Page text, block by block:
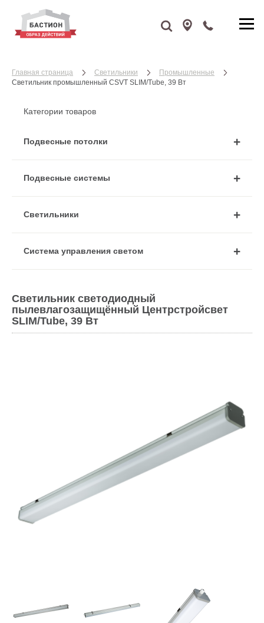
Главная страница Cветильники
Промышленные
Светильник промышленный CSVT SLIM/Tube, 39 Вт
Категории товаров
Подвесные потолки
Подвесные системы
Cветильники
Система управления светом
Светильник светодиодный
пылевлагозащищённый Центрстройсвет
SLIM/Tube, 39 Вт